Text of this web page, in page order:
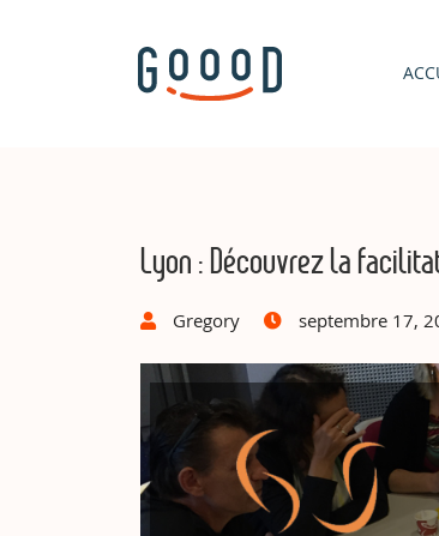
Lyon : Découvrez la
Gregory septembre 17,